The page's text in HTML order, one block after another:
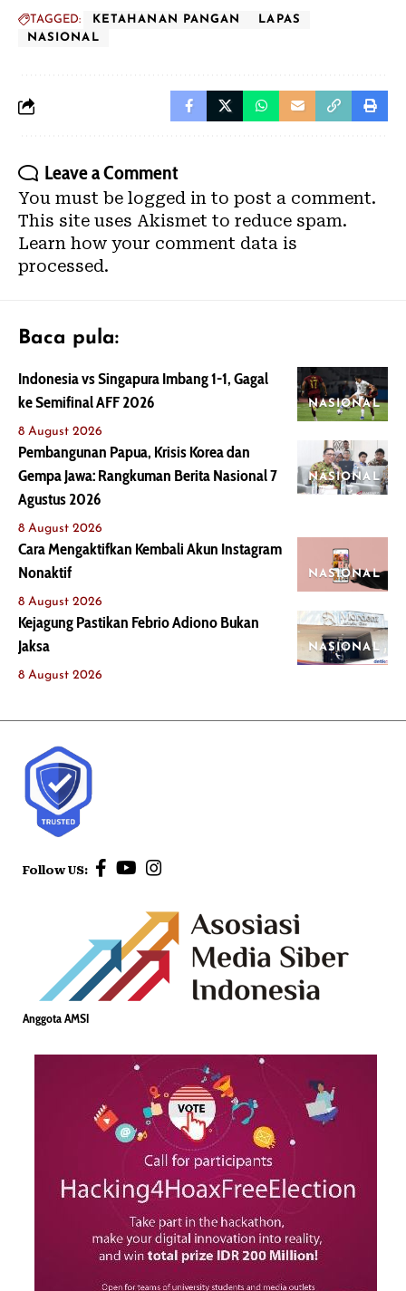
TAGGED: KETAHANAN PANGAN
LAPAS
NASIONAL
Leave a Comment
You must be logged in to post a comment.
This site uses Akismet to reduce spam.
Learn how your comment data is
processed.
Baca pula:
NASIONAL
Indonesia vs Singapura Imbang 1-1, Gagal
ke Semifinal AFF 2026
8 August 2026
NASIONAL
Pembangunan Papua, Krisis Korea dan
Gempa Jawa: Rangkuman Berita Nasional 7
Agustus 2026
8 August 2026
NASIONAL
Cara Mengaktifkan Kembali Akun Instagram
Nonaktif
8 August 2026
NASIONAL
Kejagung Pastikan Febrio Adiono Bukan
Jaksa
8 August 2026
Follow US:
Anggota AMSI